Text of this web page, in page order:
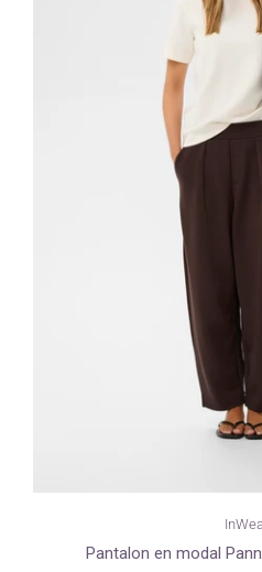
Pantalon en modal